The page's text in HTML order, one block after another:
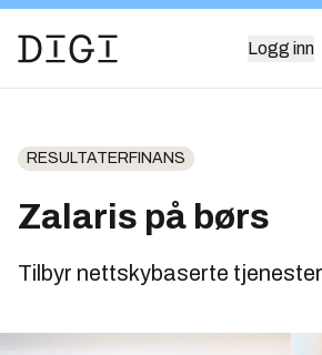
Logg inn
RESULTATERFINANS
Zalaris på børs
Tilbyr nettskybaserte